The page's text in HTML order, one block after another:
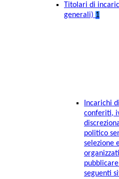
Titolari di
generali) 1
Incarichi
conferiti,
politico
selezione
seguenti